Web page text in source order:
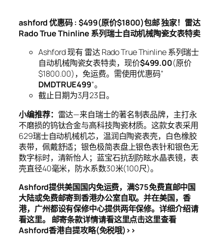
ashford 优惠码 : $499(原价$1800)包邮 独家！雷达
Rado True Thinline 系列瑞士自动机械陶瓷女表特卖
Ashford 现有 雷达 Rado True Thinline 系列瑞士
自动机械陶瓷女表特卖，现价$499.00(原价
$1800.00)，免运费。需使用优惠码”
DMDTRUE499“。
截止日期为3月23日。
小编推荐： 雷达—来自瑞士的著名制表品牌，主打永
不磨损的钨钛合金与高科技陶瓷材质。这款女表采用
629瑞士自动机械机芯，温润白陶瓷表壳，白色橡胶
表带，佩戴舒适；银色极简表盘上银色表针和银色无
数字标时，清新怡人；蓝宝石抗刮防眩水晶表镜，表
壳直径40毫米，防水系数30米(100尺)。
Ashford提供美国国内免运费，满$75免费直邮中国
大陆或免费邮寄到香港办公室自取。并在美国，香
港，广州都设有保修中心提供两年保修。详细介绍请
看这里。 邮寄条款详情请看这里点击这里查看
Ashford香港自提攻略(免税哦)>>